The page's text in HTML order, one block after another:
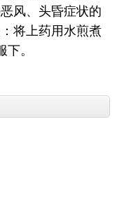
风、头昏症状的
将上药用水煎煮
。